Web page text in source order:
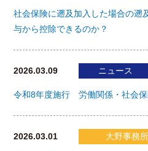
社会保険に遡及加入した場合の遡
与から控除できるのか？
2026.03.09 ニュース
令和8年度施行 労働関係・社会保
2026.03.01 大野事務